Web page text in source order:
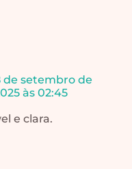
de setembro de
às 02:45
e clara.